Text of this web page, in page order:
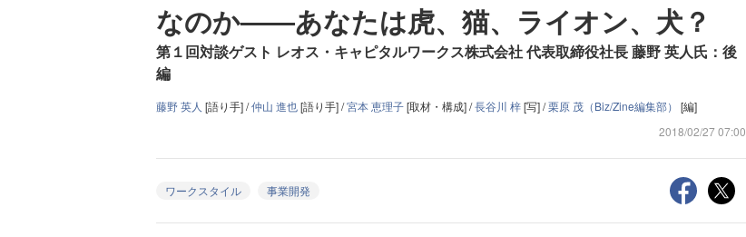
なのか――あなたは虎、猫、ライオン、犬？
第１回対談ゲスト レオス・キャピタルワークス株式会社 代表取締役社長 藤野 英人氏：後
編
藤野 英人 [語り手] /仲山 進也[語り手] /宮本 恵理子[取材・構成] /長谷川 梓[写] /栗原 茂（Biz/Zine編集部） [編]
2018/02/27 07:00
ワークスタイル 事業開発